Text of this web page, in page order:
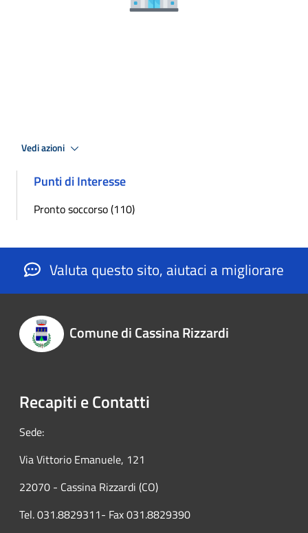
Vedi azioni
Punti di Interesse
Pronto soccorso (110)
Valuta questo sito, aiutaci a migliorare
Comune di Cassina Rizzardi
Recapiti e Contatti
Sede:
Via Vittorio Emanuele, 121
22070 - Cassina Rizzardi (CO)
Tel. 031.8829311- Fax 031.8829390